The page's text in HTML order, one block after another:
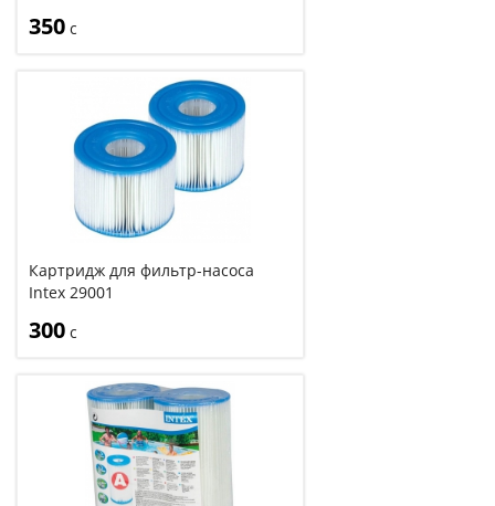
350 с
Картридж для фильтр-насоса
Intex 29001
300 с